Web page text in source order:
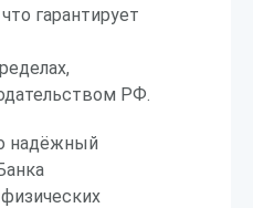
гарантирует
РФ.
надёжный